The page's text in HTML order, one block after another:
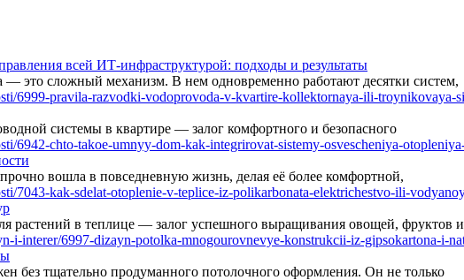
всей ИТ-инфраструктурой: подходы и результаты
это сложный механизм. В нем одновременно работают десятки систем,
системы в квартире — залог комфортного и безопасного
вошла в повседневную жизнь, делая её более комфортной,
растений в теплице — залог успешного выращивания овощей, фруктов и
без тщательно продуманного потолочного оформления. Он не только